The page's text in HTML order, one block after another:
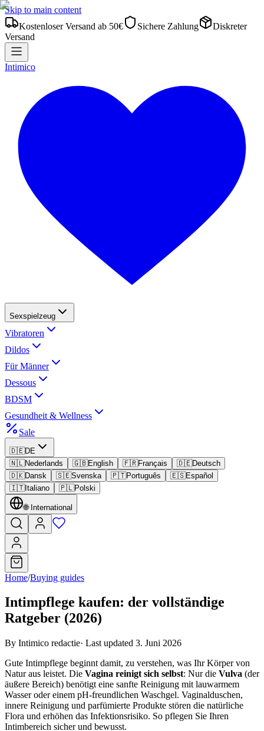
Skip to main content
Kostenloser Versand ab 50€
Sichere Zahlung
Diskreter
Versand
Intimico
Sexspielzeug
Vibratoren
Dildos
Für Männer
Dessous
BDSM
Gesundheit & Wellness
Sale
🇩🇪DE
🇳🇱Nederlands 🇬🇧English 🇫🇷Français 🇩🇪Deutsch
🇩🇰Dansk 🇸🇪Svenska 🇵🇹Português 🇪🇸Español
🇮🇹Italiano 🇵🇱Polski
🌐 International
Home/Buying guides
Intimpflege kaufen: der vollständige
Ratgeber (2026)
By Intimico redactie· Last updated 3. Juni 2026
Gute Intimpflege beginnt damit, zu verstehen, was Ihr Körper von
Natur aus leistet. Die Vagina reinigt sich selbst: Nur die Vulva (der
äußere Bereich) benötigt eine sanfte Reinigung mit lauwarmem
Wasser oder einem pH-freundlichen Waschgel. Vaginalduschen,
innere Reinigung und parfümierte Produkte stören die natürliche
Flora und erhöhen das Infektionsrisiko. So pflegen Sie Ihren
Intimbereich sicher und bewusst.